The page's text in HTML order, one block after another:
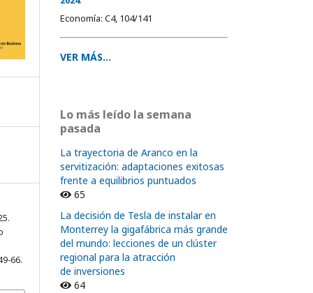
66.
Economía: C4, 104/141
VER MÁS...
Lo más leído la semana
pasada
La trayectoria de Aranco en la
servitización: adaptaciones exitosas
frente a equilibrios puntuados
65
La decisión de Tesla de instalar en
Monterrey la gigafábrica más grande
del mundo: lecciones de un clúster
regional para la atracción
de inversiones
64